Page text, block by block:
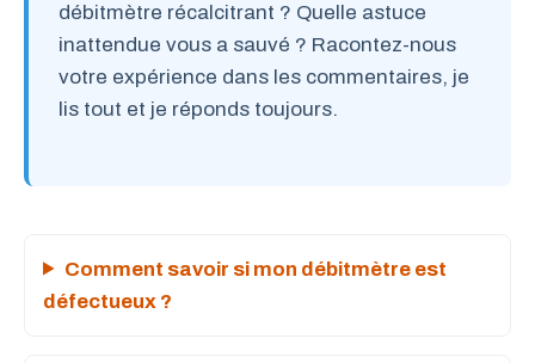
débitmètre récalcitrant ? Quelle astuce
inattendue vous a sauvé ? Racontez-nous
votre expérience dans les commentaires, je
lis tout et je réponds toujours.
Comment savoir si mon débitmètre est
défectueux ?